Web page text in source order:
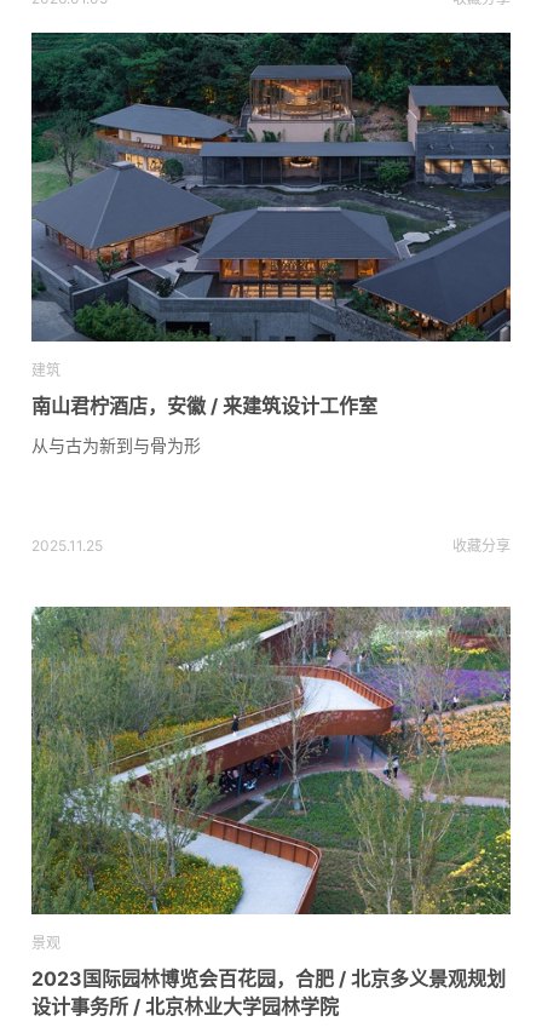
建筑
南山君柠酒店，安徽 / 来建筑设计工作室
从与古为新到与骨为形
2025.11.25 收藏分享
景观
2023国际园林博览会百花园，合肥 / 北京多义景观规划
设计事务所 / 北京林业大学园林学院